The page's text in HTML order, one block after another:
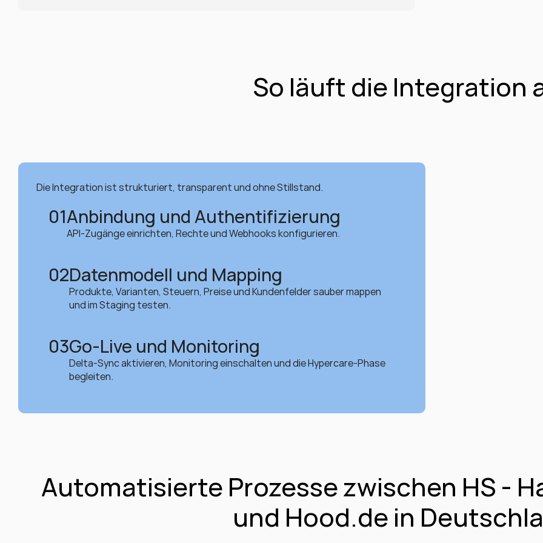
So läuft die Integration
Die Integration ist strukturiert, transparent und ohne Stillstand.
01Anbindung und Authentifizierung
API-Zugänge einrichten, Rechte und Webhooks konfigurieren.
02Datenmodell und Mapping
Produkte, Varianten, Steuern, Preise und Kundenfelder sauber mappen
und im Staging testen.
03Go-Live und Monitoring
Delta-Sync aktivieren, Monitoring einschalten und die Hypercare-Phase
begleiten.
Automatisierte Prozesse zwischen HS -
und Hood.de in